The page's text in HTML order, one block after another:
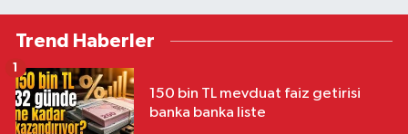
Trend Haberler
150 bin TL mevduat faiz getirisi
banka banka liste
1